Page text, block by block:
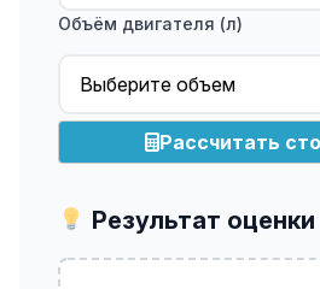
Объём двигателя (л)
Рассчитать
Результат оценки